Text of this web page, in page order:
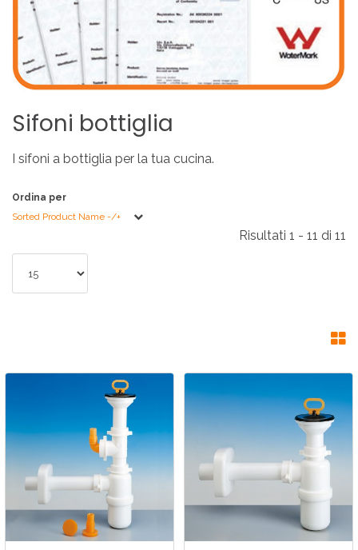
Sifoni bottiglia
I sifoni a bottiglia per la tua cucina.
Ordina per
Sorted Product Name -/+
Risultati 1 - 11 di 11